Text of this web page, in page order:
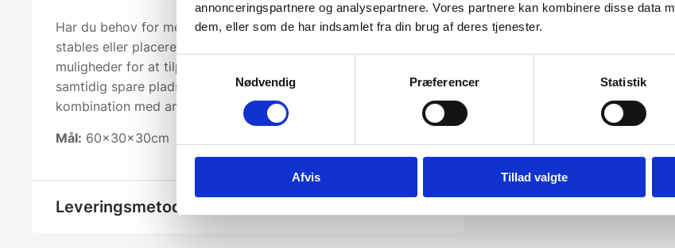
annonceringspartnere og analysepartnere. Vores partnere kan kombinere disse data
dem, eller som de har indsamlet fra din brug af deres tjenester.
Samtykkevalg
Nødvendig
Præferencer Statistik
Afvis Tillad valgte
Har du behov for mere opbevaringsplads, kan vinreolerne nemt
stables eller placeres side om side. Det giver dig fleksible
muligheder for at tilpasse dem til dit opbevaringssystem – og
samtidig spare plads. Se også billederne for inspiration til
kombination med andre modeller
Mål: 60x30x30cm
Leveringsmetode